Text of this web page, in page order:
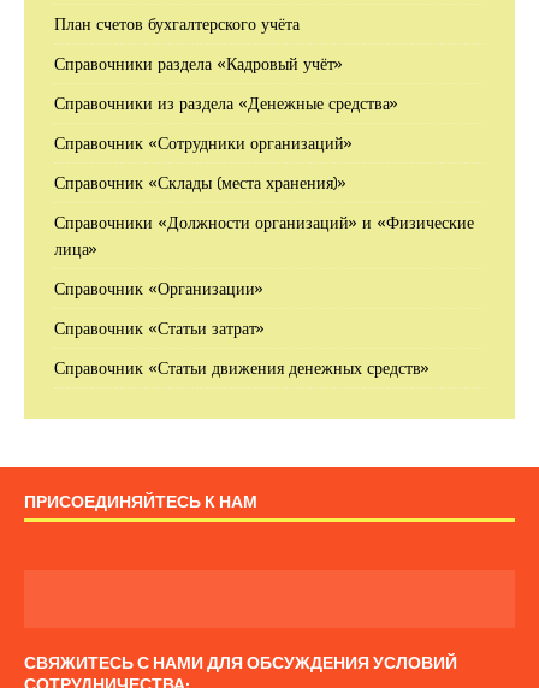
План счетов бухгалтерского учёта
Справочники раздела «Кадровый учёт»
Справочники из раздела «Денежные средства»
Справочник «Сотрудники организаций»
Справочник «Склады (места хранения)»
Справочники «Должности организаций» и «Физические
лица»
Справочник «Организации»
Справочник «Статьи затрат»
Справочник «Статьи движения денежных средств»
ПРИСОЕДИНЯЙТЕСЬ К НАМ
СВЯЖИТЕСЬ С НАМИ ДЛЯ ОБСУЖДЕНИЯ УСЛОВИЙ